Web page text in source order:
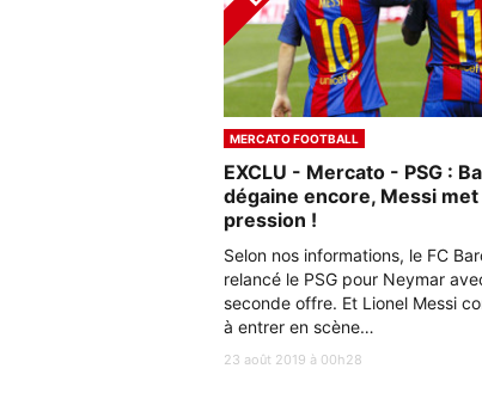
MERCATO FOOTBALL
EXCLU - Mercato - PSG :
dégaine encore, Messi met
pression !
Selon nos informations, le FC
relancé le PSG pour Neymar
seconde offre. Et Lionel Messi
à entrer en scène…
23 août 2019 à 00h28